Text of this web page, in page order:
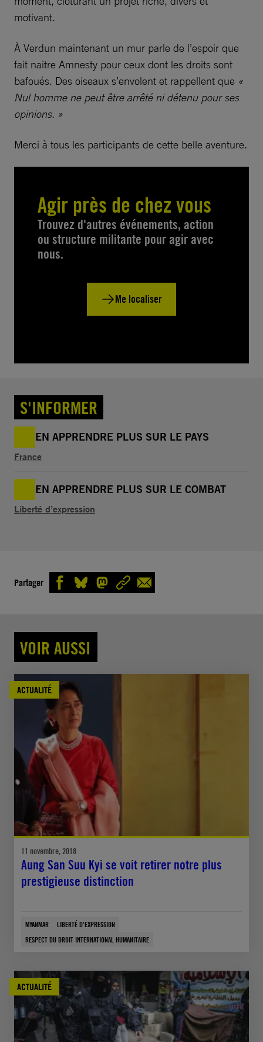
motivant.
À Verdun maintenant un mur parle de l’espoir que
fait naitre Amnesty pour ceux dont les droits sont
bafoués. Des oiseaux s’envolent et rappellent que «
Nul homme ne peut être arrêté ni détenu pour ses
opinions. »
Merci à tous les participants de cette belle aventure.
Agir près de chez vous
Trouvez d'autres événements, action
ou structure militante pour agir avec
nous.
Me localiser
S'INFORMER
EN APPRENDRE PLUS SUR LE PAYS
France
EN APPRENDRE PLUS SUR LE COMBAT
Liberté d’expression
Partager
VOIR AUSSI
ACTUALITÉ
11 novembre, 2018
Aung San Suu Kyi se voit retirer notre plus
prestigieuse distinction
MYANMAR
LIBERTÉ D'EXPRESSION
RESPECT DU DROIT INTERNATIONAL HUMANITAIRE
ACTUALITÉ